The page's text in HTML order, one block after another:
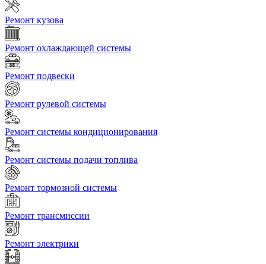
Ремонт кузова
Ремонт охлаждающей системы
Ремонт подвески
Ремонт рулевой системы
Ремонт системы кондиционирования
Ремонт системы подачи топлива
Ремонт тормозной системы
Ремонт трансмиссии
Ремонт электрики